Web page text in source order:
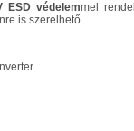
ESD védelemmel
is szerelhető.